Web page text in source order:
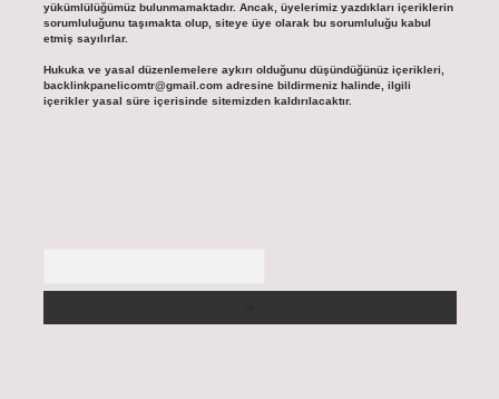
yükümlülüğümüz bulunmamaktadır. Ancak, üyelerimiz yazdıkları içeriklerin
sorumluluğunu taşımakta olup, siteye üye olarak bu sorumluluğu kabul
etmiş sayılırlar.
Hukuka ve yasal düzenlemelere aykırı olduğunu düşündüğünüz içerikleri,
backlinkpanelicomtr@gmail.comadresine bildirmeniz halinde, ilgili
içerikler yasal süre içerisinde sitemizden kaldırılacaktır.